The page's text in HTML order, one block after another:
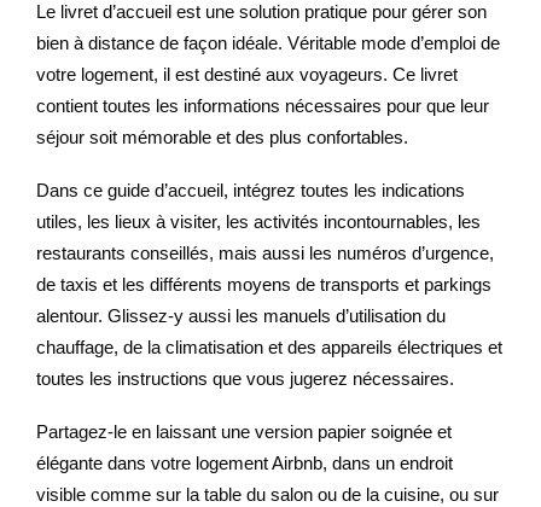
Le livret d’accueil est une solution pratique pour gérer son
bien à distance de façon idéale. Véritable mode d’emploi de
votre logement, il est destiné aux voyageurs. Ce livret
contient toutes les informations nécessaires pour que leur
séjour soit mémorable et des plus confortables.
Dans ce guide d’accueil, intégrez toutes les indications
utiles, les lieux à visiter, les activités incontournables, les
restaurants conseillés, mais aussi les numéros d’urgence,
de taxis et les différents moyens de transports et parkings
alentour. Glissez-y aussi les manuels d’utilisation du
chauffage, de la climatisation et des appareils électriques et
toutes les instructions que vous jugerez nécessaires.
Partagez-le en laissant une version papier soignée et
élégante dans votre logement Airbnb, dans un endroit
visible comme sur la table du salon ou de la cuisine, ou sur